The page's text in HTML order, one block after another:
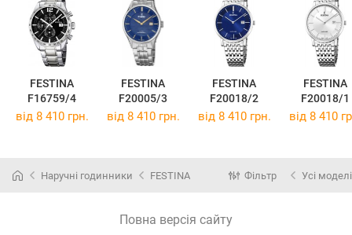
FESTINA
F16759/4
FESTINA
F20005/3
FESTINA
F20018/2
FESTINA
F20018/1
від 8 410 грн. від 8 410 грн. від 8 410 грн. від 8 410
Наручні годинники FESTINA Фільтр Усі моделі
Повна версія сайту